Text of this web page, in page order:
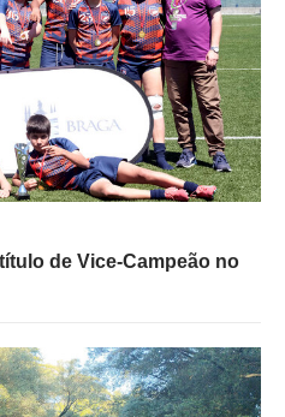
de Vice-Campeão no